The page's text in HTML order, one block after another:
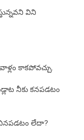
విని
కాకపోవచ్చు.
నీకు కనపడటం
లేదా?